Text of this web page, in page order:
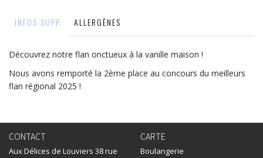
INFOS SUPP. ALLERGÈNES
Découvrez notre flan onctueux à la vanille maison !
Nous avons remporté la 2ème place au concours du meilleurs
flan régional 2025 !
CONTACT
Aux Délices de Louviers 38 rue
CARTE
Boulangerie